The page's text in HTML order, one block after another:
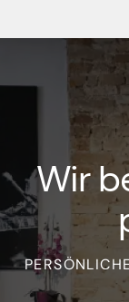
Wir